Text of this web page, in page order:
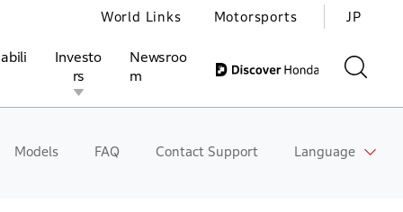
Investo
rs
Newsroo
m
World Links Motorsports JP
Models FAQ Contact Support Language